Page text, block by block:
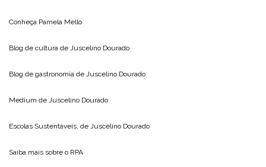
Conheça Pamela Mello
Blog de cultura de Juscelino Dourado
Blog de gastronomia de Juscelino Dourado
Medium de Juscelino Dourado
Escolas Sustentáveis, de Juscelino Dourado
Saiba mais sobre o RPA